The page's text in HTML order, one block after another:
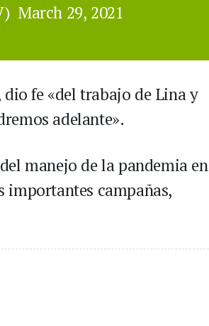
March 29, 2021
fe «del trabajo de Lina y
adelante».
manejo de la pandemia en
importantes campañas,